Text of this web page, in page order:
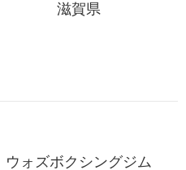
滋賀県
ウォズボクシングジム